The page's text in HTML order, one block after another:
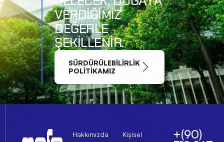
VERDIĞIMIZ
DEĞERLE
ŞEKILLENIR.
SÜRDÜRÜLEBILIRLIK
POLITIKAMIZ
Hakkımızda
Kişisel
+(90)